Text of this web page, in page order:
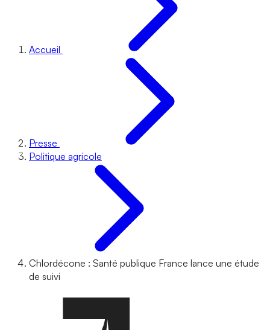
Accueil
Presse
Politique agricole
Chlordécone : Santé publique France lance une étude
de suivi